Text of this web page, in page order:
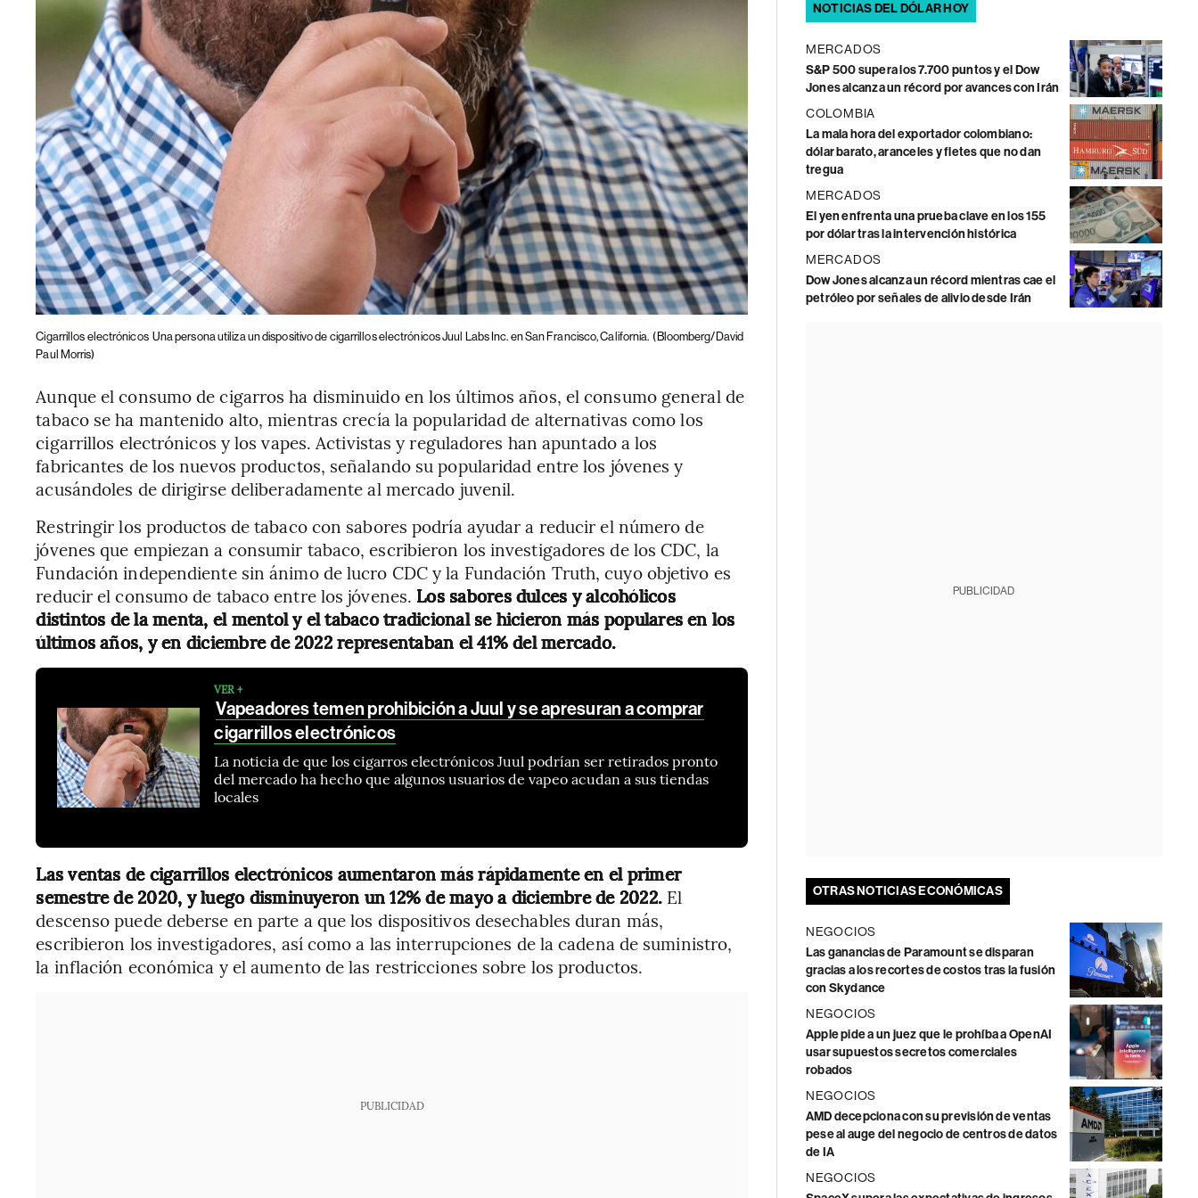
Cigarrillos electrónicos Una persona utiliza un dispositivo de cigarrillos electrónicos Juul Labs Inc. en San Francisco, California. (Bloomberg/David
Paul Morris)
Aunque el consumo de cigarros ha disminuido en los últimos años, el consumo general de
tabaco se ha mantenido alto, mientras crecía la popularidad de alternativas como los
cigarrillos electrónicos y los vapes. Activistas y reguladores han apuntado a los
fabricantes de los nuevos productos, señalando su popularidad entre los jóvenes y
acusándoles de dirigirse deliberadamente al mercado juvenil.
Restringir los productos de tabaco con sabores podría ayudar a reducir el número de
jóvenes que empiezan a consumir tabaco, escribieron los investigadores de los CDC, la
Fundación independiente sin ánimo de lucro CDC y la Fundación Truth, cuyo objetivo es
reducir el consumo de tabaco entre los jóvenes. Los sabores dulces y alcohólicos
distintos de la menta, el mentol y el tabaco tradicional se hicieron más populares en los
últimos años, y en diciembre de 2022 representaban el 41% del mercado.
VER +
Vapeadores temen prohibición a Juul y se apresuran a comprar
cigarrillos electrónicos
La noticia de que los cigarros electrónicos Juul podrían ser retirados pronto
del mercado ha hecho que algunos usuarios de vapeo acudan a sus tiendas
locales
Las ventas de cigarrillos electrónicos aumentaron más rápidamente en el primer
semestre de 2020, y luego disminuyeron un 12% de mayo a diciembre de 2022. El
descenso puede deberse en parte a que los dispositivos desechables duran más,
escribieron los investigadores, así como a las interrupciones de la cadena de suministro,
la inflación económica y el aumento de las restricciones sobre los productos.
PUBLICIDAD
NOTICIAS DEL DÓLAR HOY
MERCADOS
S&P 500 supera los 7.700 puntos y el Dow
Jones alcanza un récord por avances con Irán
COLOMBIA
La mala hora del exportador colombiano:
dólar barato, aranceles y fletes que no dan
tregua
MERCADOS
El yen enfrenta una prueba clave en los 155
por dólar tras la intervención histórica
MERCADOS
Dow Jones alcanza un récord mientras cae el
petróleo por señales de alivio desde Irán
PUBLICIDAD
OTRAS NOTICIAS ECONÓMICAS
NEGOCIOS
Las ganancias de Paramount se disparan
gracias a los recortes de costos tras la fusión
con Skydance
NEGOCIOS
Apple pide a un juez que le prohíba a OpenAI
usar supuestos secretos comerciales
robados
NEGOCIOS
AMD decepciona con su previsión de ventas
pese al auge del negocio de centros de datos
de IA
NEGOCIOS